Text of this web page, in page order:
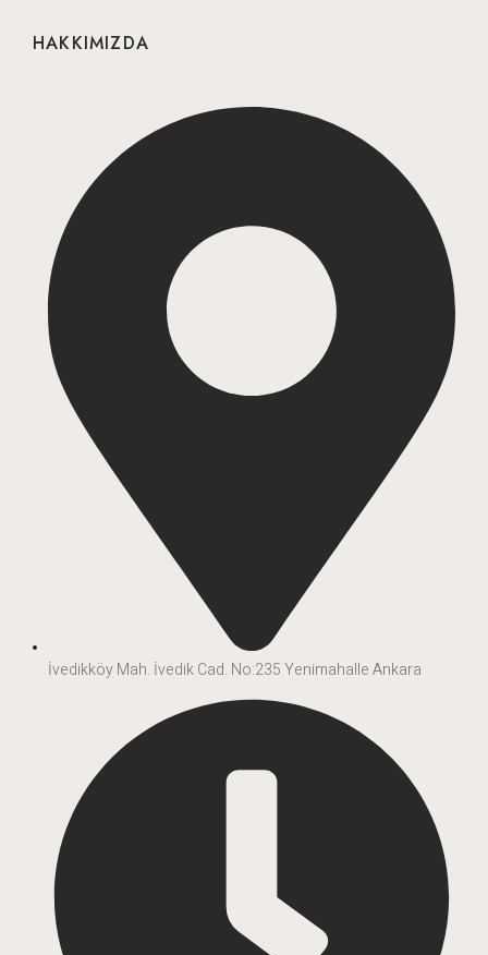
HAKKIMIZDA
İvedikköy Mah. İvedik Cad. No:235 Yenimahalle Ankara